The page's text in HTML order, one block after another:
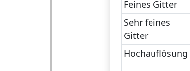
Feines Gitter
Sehr feines
Gitter
Hochauflösung